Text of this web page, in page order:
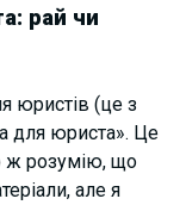
рай чи
я юристів (це з
для юриста». Це
ж розумію, що
але я